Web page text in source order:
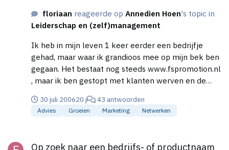
floriaan reageerde opAnnedien Hoen's topic in
Leiderschap en (zelf)management
Ik heb in mijn leven 1 keer eerder een bedrijfje
gehad, maar waar ik grandioos mee op mijn bek ben
gegaan. Het bestaat nog steeds www.fspromotion.nl
, maar ik ben gestopt met klanten werven en de
uit de hand gelopen hobby. Ik heb van dat mislukken
juist veel geleerd. Ik heb geleerd dat ik niet te
30 juli 200620 j 43 antwoorden
Advies Groeien Marketing Netwerken
Op zoek naar een bedrijfs- of productnaam